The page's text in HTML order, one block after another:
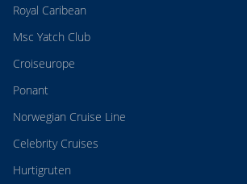
Royal Caribean
Msc Yatch Club
Croiseurope
Ponant
Norwegian Cruise Line
Celebrity Cruises
Hurtigruten